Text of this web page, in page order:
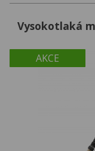
AKCE
Vysokotlaká